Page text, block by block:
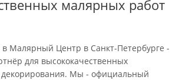
малярных работ
Малярный Центр в Санкт-Петербурге -
для высококачественных
Мы - официальный